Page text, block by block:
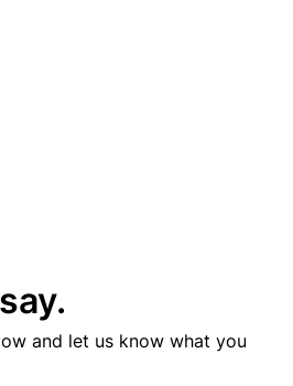
and let us know what you